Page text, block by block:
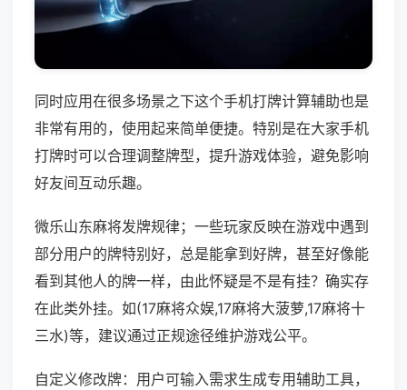
同时应用在很多场景之下这个手机打牌计算辅助也是
非常有用的，使用起来简单便捷。特别是在大家手机
打牌时可以合理调整牌型，提升游戏体验，避免影响
好友间互动乐趣。
微乐山东麻将发牌规律；一些玩家反映在游戏中遇到
部分用户的牌特别好，总是能拿到好牌，甚至好像能
看到其他人的牌一样，由此怀疑是不是有挂？确实存
在此类外挂。如(17麻将众娱,17麻将大菠萝,17麻将十
三水)等，建议通过正规途径维护游戏公平。
自定义修改牌：用户可输入需求生成专用辅助工具，